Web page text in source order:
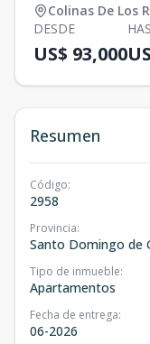
Colinas De Los
DESDE
US$ 93,000
Resumen
Código:
2958
Provincia:
Santo Domingo de
Tipo de inmueble:
Apartamentos
Fecha de entrega:
06-2026